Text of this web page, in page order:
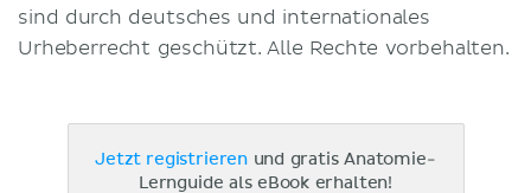
sind durch deutsches und internationales
Urheberrecht geschützt. Alle Rechte vorbehalten.
Jetzt registrieren und gratis Anatomie-
Lernguide als eBook erhalten!